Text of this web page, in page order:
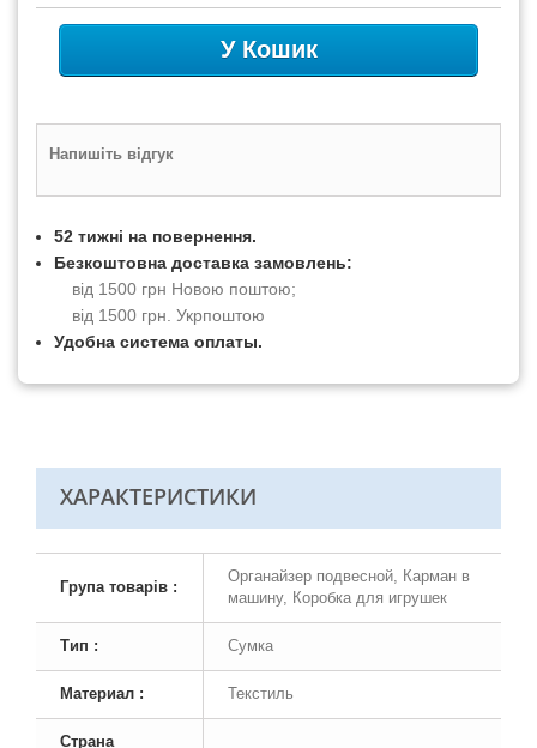
У Кошик
Напишіть відгук
52 тижні на повернення.
Безкоштовна доставка замовлень:
від 1500 грн Новою поштою;
від 1500 грн. Укрпоштою
Удобна система оплаты.
ХАРАКТЕРИСТИКИ
Група товарів :
Органайзер подвесной, Карман в
машину, Коробка для игрушек
Тип : Сумка
Материал : Текстиль
Страна